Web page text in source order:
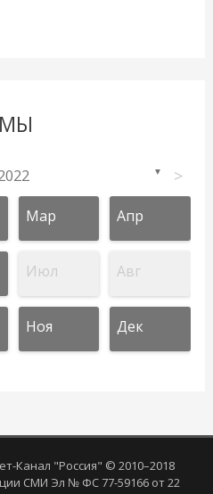
▼ >
Мар Апр
Июл Авг
Ноя Дек
Канал "Россия" © 2010–2018
СМИ Эл № ФС 77-59166 от 22